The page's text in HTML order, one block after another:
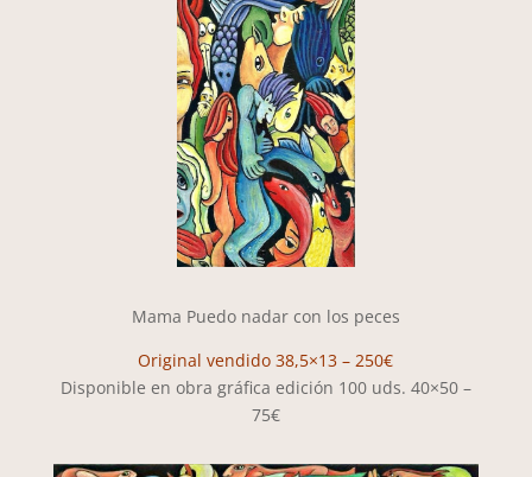
Mama Puedo nadar con los peces
Original vendido 38,5×13 – 250€
Disponible en obra gráfica edición 100 uds. 40×50 –
75€